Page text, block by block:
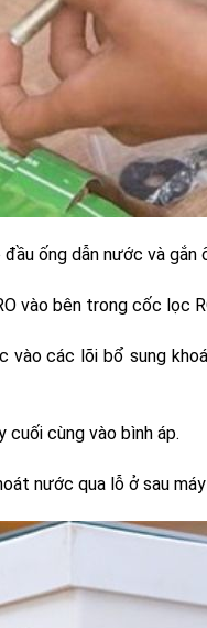
ống dẫn nước và
vào bên trong cốc lọc
vào các lõi bổ sung
cuối cùng vào bình áp.
nước qua lỗ ở sau